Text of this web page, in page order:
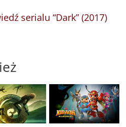
serialu “Dark” (2017)